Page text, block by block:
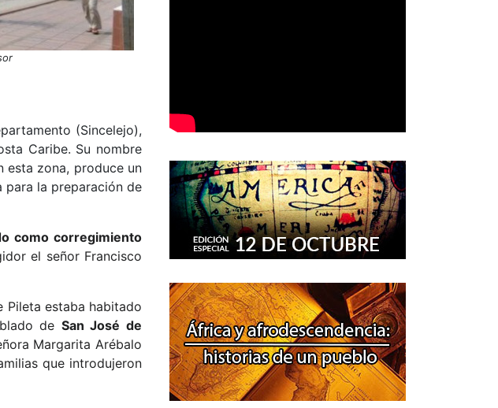
(Sincelejo),
Caribe. Su nombre
esta zona, produce un
la preparación de
como corregimiento
el señor Francisco
Pileta estaba habitado
de San José de
Margarita Arébalo
que introdujeron